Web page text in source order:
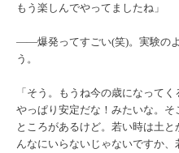
もう楽しんでやってましたね」
――爆発ってすごい(笑)。実験の
う。
「そう。もうね今の歳になって
やっぱり安定だな！みたいな。
ところがあるけど。若い時は土
んなにいらないじゃないですか